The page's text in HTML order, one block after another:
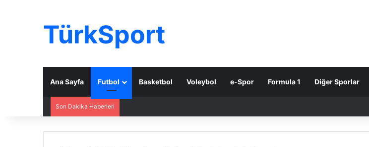
TürkSport
Ana Sayfa Futbol Basketbol Voleybol e-Spor Formula 1 Diğer Sporlar
Son Dakika Haberleri